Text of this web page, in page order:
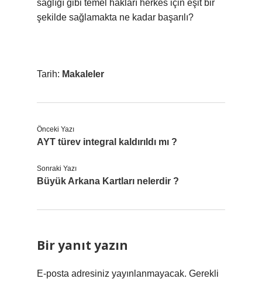
sağlığı gibi temel hakları herkes için eşit bir
şekilde sağlamakta ne kadar başarılı?
Tarih: Makaleler
Önceki Yazı
AYT türev integral kaldırıldı mı ?
Sonraki Yazı
Büyük Arkana Kartları nelerdir ?
Bir yanıt yazın
E-posta adresiniz yayınlanmayacak. Gerekli